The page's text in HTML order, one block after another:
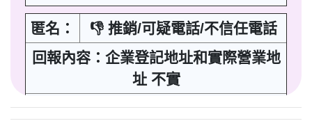
匿名：
👎 推銷/可疑電話/不信任電話
回報內容：企業登記地址和實際營業地
址 不實
行業/類型： 提高警覺 ( 包括不良銷售